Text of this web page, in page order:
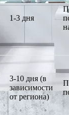
1-3 дня
3-10 дня (в
зависимости
от региона)